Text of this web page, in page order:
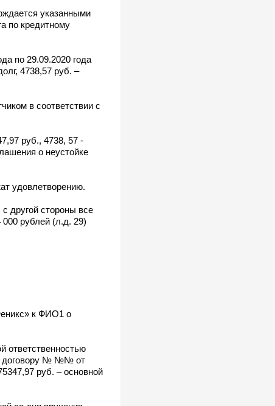
указанными
по кредитному
по 29.09.2020 года
4738,57 руб. –
в соответствии с
руб., 4738, 57 -
о неустойке
удовлетворению.
другой стороны все
рублей (л.д. 29)
к ФИО1 о
ответственностью
договору № №№ от
руб. – основной